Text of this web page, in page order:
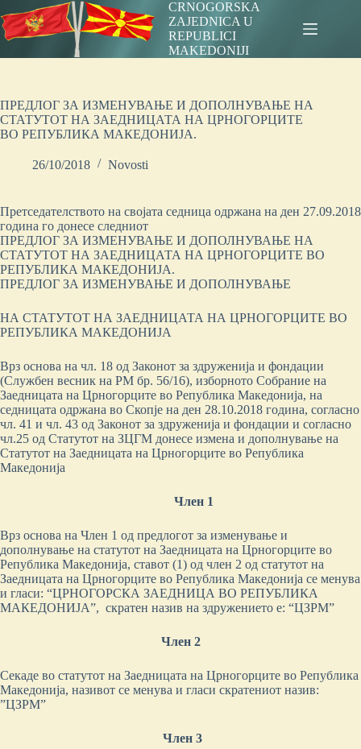
to
content
CRNOGORSKA
ZAJEDNICA U
REPUBLICI
MAKEDONIJI
ПРЕДЛОГ ЗА ИЗМЕНУВАЊЕ И ДОПОЛНУВАЊЕ НА
СТАТУТОТ НА ЗАЕДНИЦАТА НА ЦРНОГОРЦИТЕ
ВО РЕПУБЛИКА МАКЕДОНИЈА.
26/10/2018 Novosti
Претседателството на својата седница одржана на ден 27.09.2018
година го донесе следниот
ПРЕДЛОГ ЗА ИЗМЕНУВАЊЕ И ДОПОЛНУВАЊЕ НА
СТАТУТОТ НА ЗАЕДНИЦАТА НА ЦРНОГОРЦИТЕ ВО
РЕПУБЛИКА МАКЕДОНИЈА.
ПРЕДЛОГ ЗА ИЗМЕНУВАЊЕ И ДОПОЛНУВАЊЕ
НА СТАТУТОТ НА ЗАЕДНИЦАТА НА ЦРНОГОРЦИТЕ ВО
РЕПУБЛИКА МАКЕДОНИЈА
Врз основа на чл. 18 од Законот за здруженија и фондации
(Службен весник на РМ бр. 56/16), изборното Собрание на
Заедницата на Црногорците во Република Македонија, на
седницата одржана во Скопје на ден 28.10.2018 година, согласно
чл. 41 и чл. 43 од Законот за здруженија и фондации и согласно
чл.25 од Статутот на ЗЦГМ донесе измена и дополнување на
Статутот на Заедницата на Црногорците во Република
Македонија
Член 1
Врз основа на Член 1 од предлогот за изменување и
дополнување на статутот на Заедницата на Црногорците во
Република Македонија, ставот (1) од член 2 од статутот на
Заедницата на Црногорците во Република Македонија се менува
и гласи: “ЦРНОГОРСКА ЗАЕДНИЦА ВО РЕПУБЛИКА
МАКЕДОНИЈА”, скратен назив на здружението е: “ЦЗРМ”
Член 2
Секаде во статутот на Заедницата на Црногорците во Република
Македонија, називот се менува и гласи скратениот назив:
”ЦЗРМ”
Член 3